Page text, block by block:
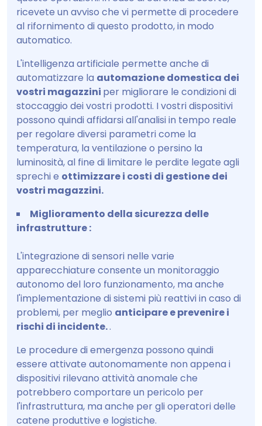
ricevete un avviso che vi permette di procedere
al rifornimento di questo prodotto, in modo
automatico.
L'intelligenza artificiale permette anche di
automatizzare la automazione domestica dei
vostri magazzini per migliorare le condizioni di
stoccaggio dei vostri prodotti. I vostri dispositivi
possono quindi affidarsi all'analisi in tempo reale
per regolare diversi parametri come la
temperatura, la ventilazione o persino la
luminosità, al fine di limitare le perdite legate agli
sprechi e ottimizzare i costi di gestione dei
vostri magazzini.
Miglioramento della sicurezza delle
infrastrutture :
L'integrazione di sensori nelle varie
apparecchiature consente un monitoraggio
autonomo del loro funzionamento, ma anche
l'implementazione di sistemi più reattivi in caso di
problemi, per meglio anticipare e prevenire i
rischi di incidente..
Le procedure di emergenza possono quindi
essere attivate autonomamente non appena i
dispositivi rilevano attività anomale che
potrebbero comportare un pericolo per
l'infrastruttura, ma anche per gli operatori delle
catene produttive e logistiche.